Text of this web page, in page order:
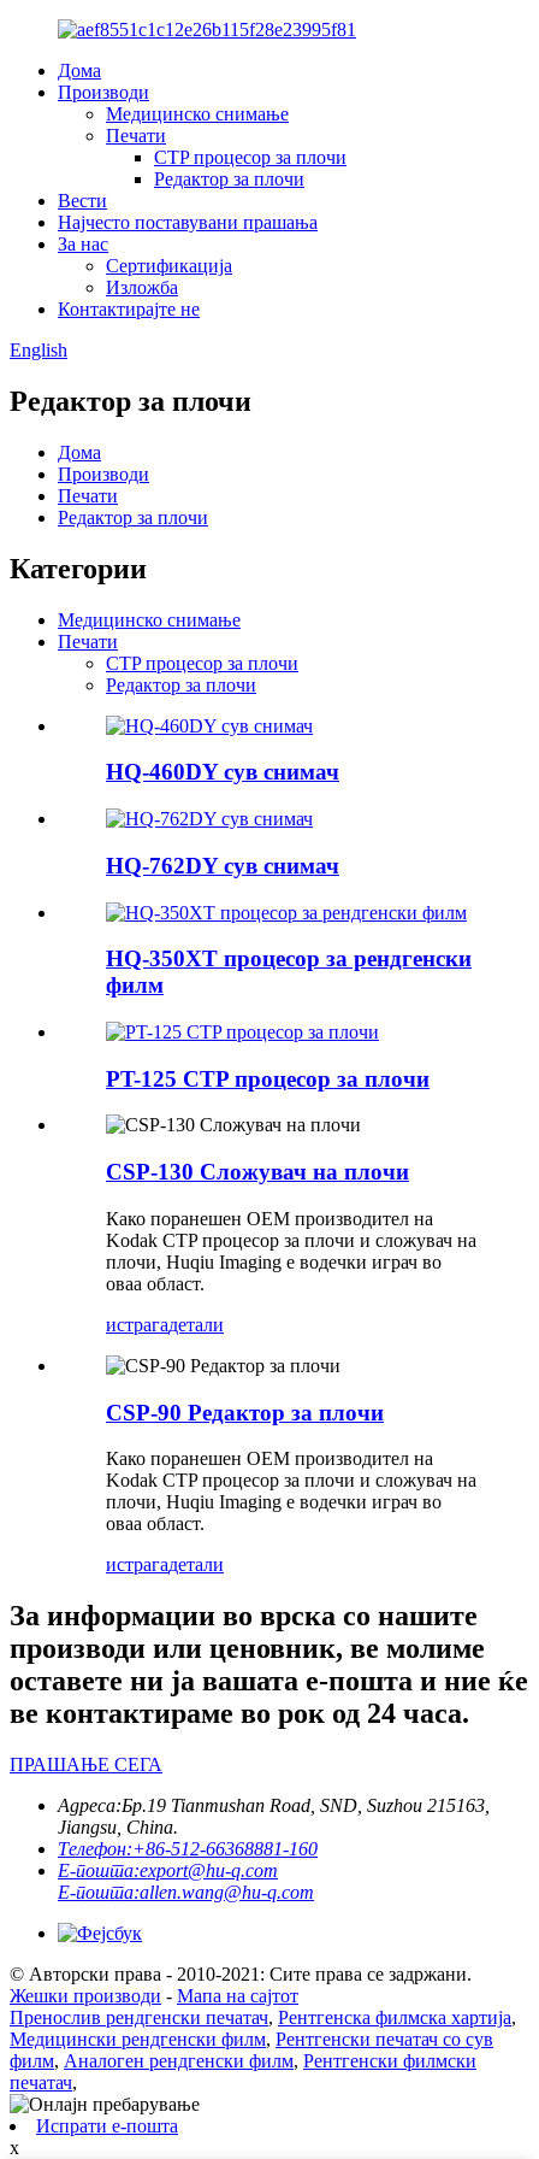
Дома
Производи
Медицинско снимање
Печати
CTP процесор за плочи
Редактор за плочи
Вести
Најчесто поставувани прашања
За нас
Сертификација
Изложба
Контактирајте не
English
Редактор за плочи
Дома
Производи
Печати
Редактор за плочи
Категории
Медицинско снимање
Печати
CTP процесор за плочи
Редактор за плочи
HQ-460DY сув снимач
HQ-762DY сув снимач
HQ-350XT процесор за рендгенски
филм
PT-125 CTP процесор за плочи
CSP-130 Сложувач на плочи
Како поранешен OEM производител на
Kodak CTP процесор за плочи и сложувач на
плочи, Huqiu Imaging е водечки играч во
оваа област.
истрагадетали
CSP-90 Редактор за плочи
Како поранешен OEM производител на
Kodak CTP процесор за плочи и сложувач на
плочи, Huqiu Imaging е водечки играч во
оваа област.
истрагадетали
За информации во врска со нашите
производи или ценовник, ве молиме
оставете ни ја вашата е-пошта и ние ќе
ве контактираме во рок од 24 часа.
ПРАШАЊЕ СЕГА
Адреса:Бр.19 Tianmushan Road, SND, Suzhou 215163,
Jiangsu, China.
Телефон:+86-512-66368881-160
Е-пошта:export@hu-q.com
Е-пошта:allen.wang@hu-q.com
© Авторски права - 2010-2021: Сите права се задржани.
Жешки производи - Мапа на сајтот
Пренослив рендгенски печатач, Рентгенска филмска хартија,
Медицински рендгенски филм, Рентгенски печатач со сув
филм, Аналоген рендгенски филм, Рентгенски филмски
печатач,
Испрати е-пошта
x